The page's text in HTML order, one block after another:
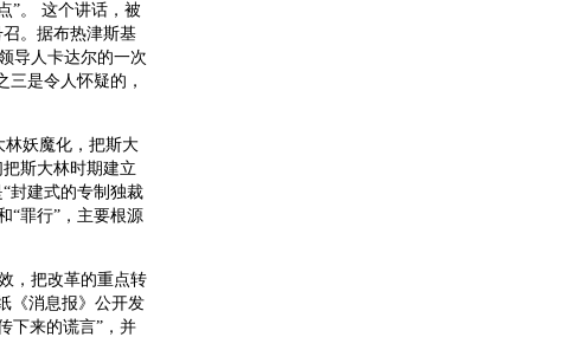
”。 这个讲话，被
。据布热津斯基
导人卡达尔的一次
是令人怀疑的，
妖魔化，把斯大
斯大林时期建立
封建式的专制独裁
“罪行”，主要根源
，把改革的重点转
《消息报》公开发
下来的谎言”，并